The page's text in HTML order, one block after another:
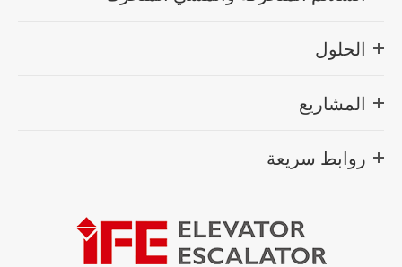
الحلول
المشاريع
روابط سريعة